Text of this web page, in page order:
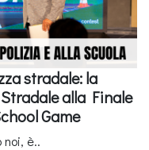
stradale: la
alla Finale
Game
noi, è..